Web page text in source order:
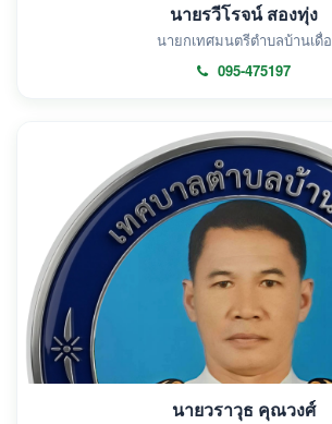
นายรวีโรจน์ สองทุ่ง
นายกเทศมนตรีตำบลบ้านเดื่อ
095-475197
นายวราวุธ คุณวงศ์